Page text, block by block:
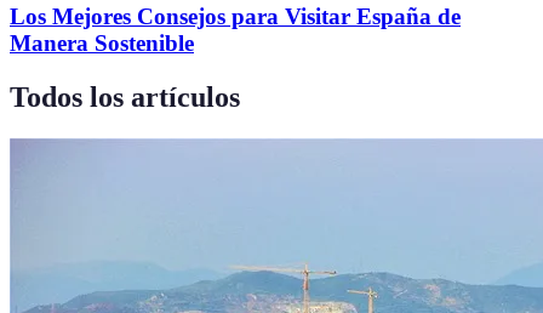
Los Mejores Consejos para Visitar España de
Manera Sostenible
Todos los artículos